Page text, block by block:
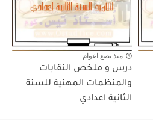
منذ بضع اعوام
درس و ملخص النقابات
والمنظمات المهنية للسنة
الثانية اعدادي